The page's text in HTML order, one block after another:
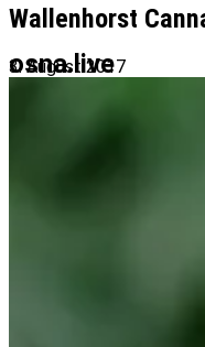
osna.live
Wallenhorst
3. August 2017